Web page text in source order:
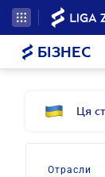
БІЗНЕС
Ця
Отрасли